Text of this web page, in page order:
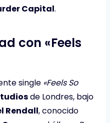
Capital.
con «Feels
single «Feels So
de Londres, bajo
Rendall, conocido